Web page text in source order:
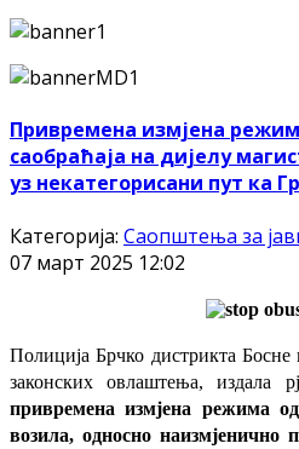
Привремена измјена
саобраћаја на дијелу
уз некатегорисани пут ка
Категорија: Саопштења за
07 март 2025 12:02
Полиција Брчко дистрикта
законских овлаштења, издала
привремена измјена режима
возила, односно наизмјенично